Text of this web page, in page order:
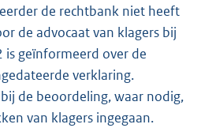
de rechtbank niet heeft
de advocaat van klagers bij
geïnformeerd over de
verklaring.
de beoordeling, waar nodig,
van klagers ingegaan.